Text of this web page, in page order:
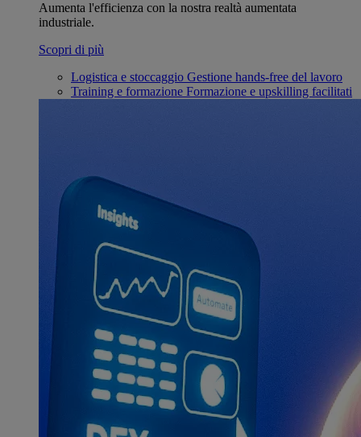
Aumenta l'efficienza con la nostra realtà aumentata
industriale.
Scopri di più
Logistica e stoccaggio Gestione hands-free del lavoro
Training e formazione Formazione e upskilling facilitati